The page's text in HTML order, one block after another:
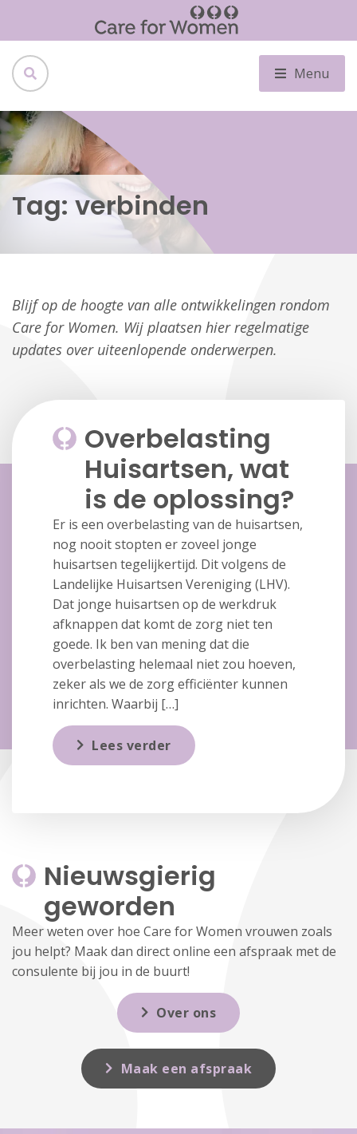
Menu
Tag: verbinden
Blijf op de hoogte van alle ontwikkelingen rondom
Care for Women. Wij plaatsen hier regelmatige
updates over uiteenlopende onderwerpen.
Overbelasting
Huisartsen, wat
is de oplossing?
Er is een overbelasting van de huisartsen,
nog nooit stopten er zoveel jonge
huisartsen tegelijkertijd. Dit volgens de
Landelijke Huisartsen Vereniging (LHV).
Dat jonge huisartsen op de werkdruk
afknappen dat komt de zorg niet ten
goede. Ik ben van mening dat die
overbelasting helemaal niet zou hoeven,
zeker als we de zorg efficiënter kunnen
inrichten. Waarbij […]
Lees verder
Nieuwsgierig
geworden
Meer weten over hoe Care for Women vrouwen zoals
jou helpt? Maak dan direct online een afspraak met de
consulente bij jou in de buurt!
Over ons
Maak een afspraak